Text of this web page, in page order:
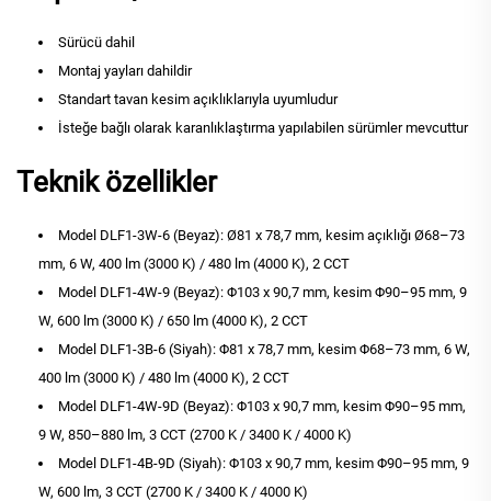
Sürücü dahil
Montaj yayları dahildir
Standart tavan kesim açıklıklarıyla uyumludur
İsteğe bağlı olarak karanlıklaştırma yapılabilen sürümler mevcuttur
Teknik özellikler
Model DLF1-3W-6 (Beyaz): Ø81 x 78,7 mm, kesim açıklığı Ø68–73
mm, 6 W, 400 lm (3000 K) / 480 lm (4000 K), 2 CCT
Model DLF1-4W-9 (Beyaz): Φ103 x 90,7 mm, kesim Φ90–95 mm, 9
W, 600 lm (3000 K) / 650 lm (4000 K), 2 CCT
Model DLF1-3B-6 (Siyah): Φ81 x 78,7 mm, kesim Φ68–73 mm, 6 W,
400 lm (3000 K) / 480 lm (4000 K), 2 CCT
Model DLF1-4W-9D (Beyaz): Φ103 x 90,7 mm, kesim Φ90–95 mm,
9 W, 850–880 lm, 3 CCT (2700 K / 3400 K / 4000 K)
Model DLF1-4B-9D (Siyah): Φ103 x 90,7 mm, kesim Φ90–95 mm, 9
W, 600 lm, 3 CCT (2700 K / 3400 K / 4000 K)